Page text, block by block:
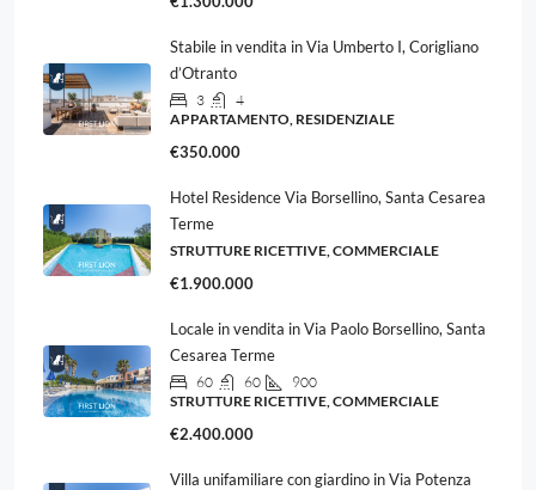
Stabile in vendita in Via Umberto I, Corigliano
d’Otranto
3
4
APPARTAMENTO, RESIDENZIALE
€350.000
Hotel Residence Via Borsellino, Santa Cesarea
Terme
STRUTTURE RICETTIVE, COMMERCIALE
€1.900.000
Locale in vendita in Via Paolo Borsellino, Santa
Cesarea Terme
60 60
900
STRUTTURE RICETTIVE, COMMERCIALE
€2.400.000
Villa unifamiliare con giardino in Via Potenza